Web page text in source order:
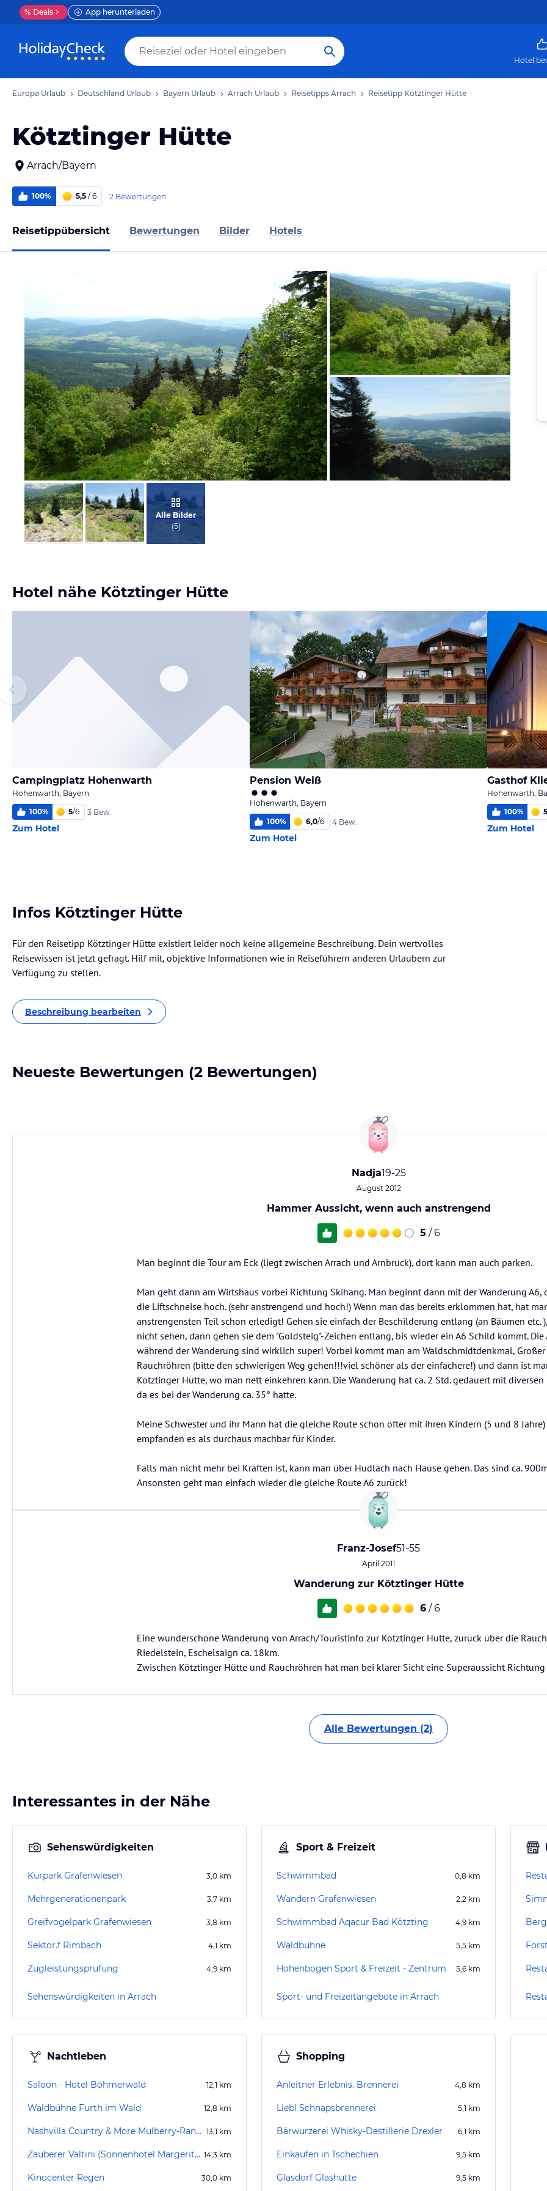
% Deals App herunterladen
Hotel
Europa Urlaub Deutschland Urlaub Bayern Urlaub Arrach Urlaub Reisetipps Arrach Reisetipp Kötztinger Hütte
Kötztinger Hütte
Arrach/Bayern
100% 5,5 / 6 2 Bewertungen
Reisetippübersicht Bewertungen Bilder Hotels
Bild melden
von Klaus
Bild melden
von Klaus
Bild
Bild
Alle Bilder
(5)
Hotel nähe Kötztinger Hütte
Campingplatz Hohenwarth
Hohenwarth, Bayern
100% 5/6 3 Bew.
Zum Hotel
Pension Weiß
Hohenwarth, Bayern
100% 6,0/6 4 Bew.
Zum Hotel
Gasthof
Hohenwarth,
100%
Zum Hotel
Infos Kötztinger Hütte
Für den Reisetipp Kötztinger Hütte existiert leider noch keine allgemeine Beschreibung. Dein wertvolles
Reisewissen ist jetzt gefragt. Hilf mit, objektive Informationen wie in Reiseführern anderen Urlaubern zur
Verfügung zu stellen.
Beschreibung bearbeiten
Neueste Bewertungen (2 Bewertungen)
Nadja19-25
August 2012
Hammer Aussicht, wenn auch anstrengend
5 / 6
Man beginnt die Tour am Eck (liegt zwischen Arrach und Arnbruck), dort kann man auch parken.
Man geht dann am Wirtshaus vorbei Richtung Skihang. Man beginnt dann mit der Wanderung A6,
die Liftschneise hoch. (sehr anstrengend und hoch!) Wenn man das bereits erklommen hat, hat
anstrengensten Teil schon erledigt! Gehen sie einfach der Beschilderung entlang (an Bäumen etc.
nicht sehen, dann gehen sie dem "Goldsteig"-Zeichen entlang, bis wieder ein A6 Schild kommt. Die
während der Wanderung sind wirklich super! Vorbei kommt man am Waldschmidtdenkmal,
Rauchröhren (bitte den schwierigen Weg gehen!!!viel schöner als der einfachere!) und dann ist
Kötztinger Hütte, wo man nett einkehren kann. Die Wanderung hat ca. 2 Std. gedauert mit diversen
da es bei der Wanderung ca. 35° hatte.
Meine Schwester und ihr Mann hat die gleiche Route schon öfter mit ihren Kindern (5 und 8
empfanden es als durchaus machbar für Kinder.
Falls man nicht mehr bei Kräften ist, kann man über Hudlach nach Hause gehen. Das sind ca.
Ansonsten geht man einfach wieder die gleiche Route A6 zurück!
Franz-Josef51-55
April 2011
Wanderung zur Kötztinger Hütte
6 / 6
Eine wunderschöne Wanderung von Arrach/Touristinfo zur Kötztinger Hütte, zurück über die
Riedelstein, Eschelsaign ca. 18km.
Zwischen Kötztinger Hütte und Rauchröhren hat man bei klarer Sicht eine Superaussicht Richtung
Alle Bewertungen (2)
Interessantes in der Nähe
Sehenswürdigkeiten
Kurpark Grafenwiesen 3,0 km
Mehrgenerationenpark 3,7 km
Greifvogelpark Grafenwiesen 3,8 km
Sektor.f Rimbach 4,1 km
Zugleistungsprüfung 4,9 km
Sehenswürdigkeiten in Arrach
Sport & Freizeit
Schwimmbad 0,8 km
Wandern Grafenwiesen 2,2 km
Schwimmbad Aqacur Bad Kötzting 4,9 km
Waldbühne 5,5 km
Hohenbogen Sport & Freizeit - Zentrum 5,6 km
Sport- und Freizeitangebote in Arrach
Nachtleben
Saloon - Hotel Böhmerwald 12,1 km
Waldbühne Furth im Wald 12,8 km
Nashvilla Country & More Mulberry-Ranch 13,1 km
Zauberer Valtini (Sonnenhotel Margeritenhof) 14,3 km
Kinocenter Regen 30,0 km
Shopping
Anleitner Erlebnis. Brennerei 4,8 km
Liebl Schnapsbrennerei 5,1 km
Bärwurzerei Whisky-Destillerie Drexler 6,1 km
Einkaufen in Tschechien 9,5 km
Glasdorf Glashütte 9,5 km